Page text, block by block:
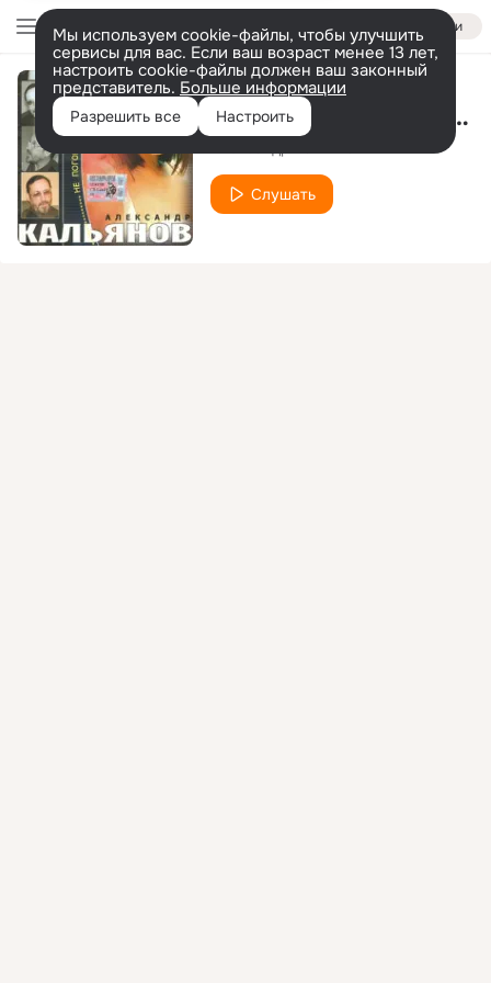
Войти
Мы используем cookie-файлы, чтобы улучшить
сервисы для вас. Если ваш возраст менее 13 лет,
настроить cookie-файлы должен ваш законный
представитель. Больше информации
Разрешить все Настроить Здорово, старина (Старина)
Слушать